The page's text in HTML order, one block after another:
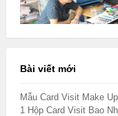
Bài viết mới
Mẫu Card Visit Make
1 Hộp Card Visit Bao